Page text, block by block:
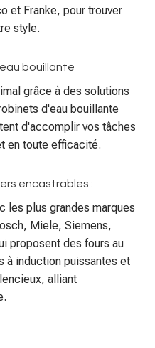
et Franke, pour trouver
style.
bouillante
grâce à des solutions
d'eau bouillante
d'accomplir vos tâches
en toute efficacité.
encastrables :
les plus grandes marques
Miele, Siemens,
proposent des fours au
à induction puissantes et
alliant